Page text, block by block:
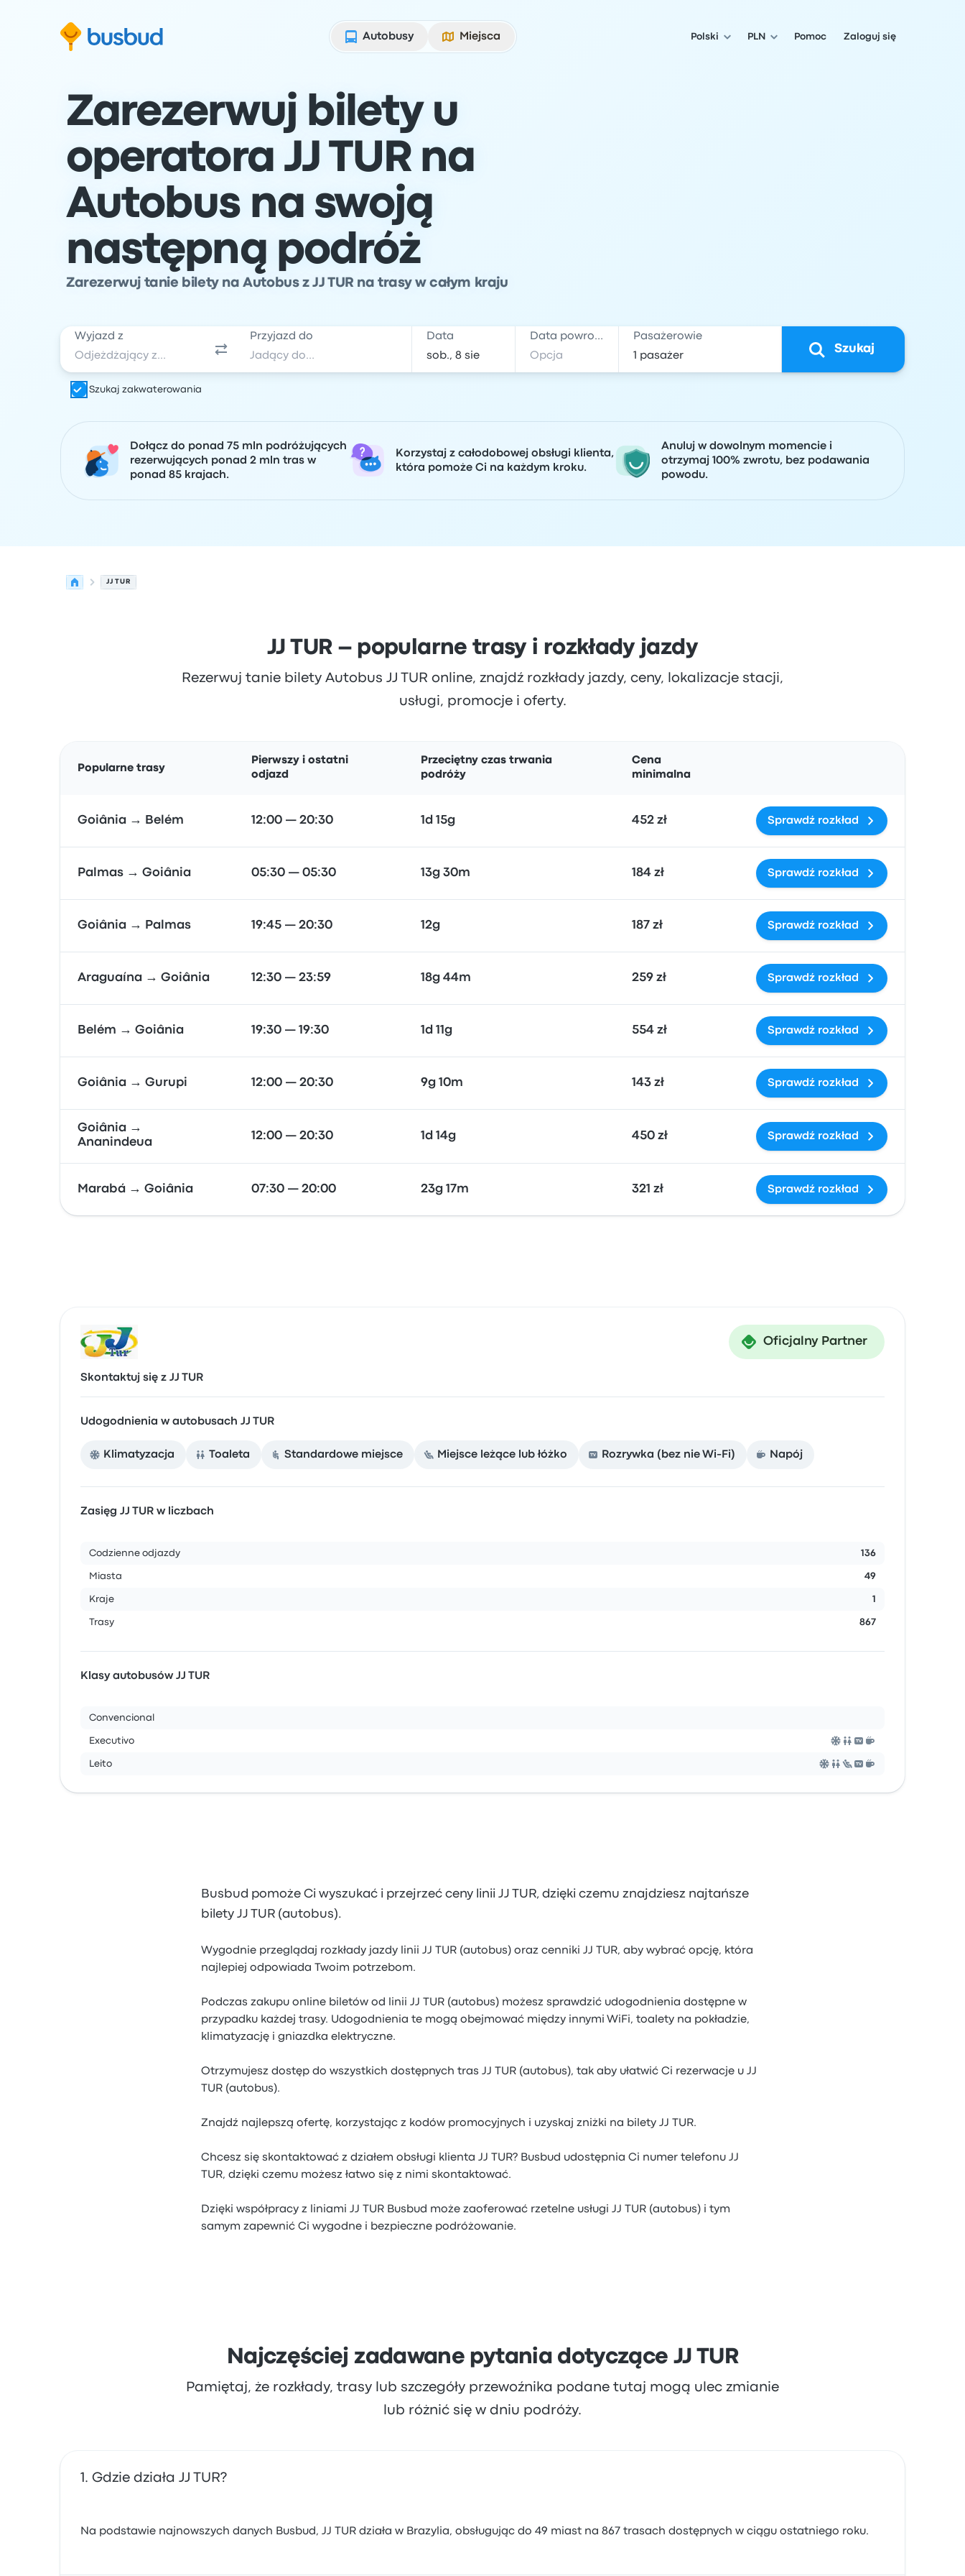
Autobusy
Miejsca Polski PLN Pomoc Zaloguj się
Zarezerwuj bilety u
operatora JJ TUR na
Autobus na swoją
następną podróż
Zarezerwuj tanie bilety na Autobus z JJ TUR na trasy w całym kraju
Wyjazd z Przyjazd do Data Data powrotu Pasażerowie
Szukaj
Szukaj zakwaterowania
Dołącz do ponad 75 mln podróżujących
rezerwujących ponad 2 mln tras w
ponad 85 krajach.
Korzystaj z całodobowej obsługi klienta,
która pomoże Ci na każdym kroku.
Anuluj w dowolnym momencie i
otrzymaj 100% zwrotu, bez podawania
powodu.
JJ TUR
JJ TUR – popularne trasy i rozkłady jazdy
Rezerwuj tanie bilety Autobus JJ TUR online, znajdź rozkłady jazdy, ceny, lokalizacje stacji,
usługi, promocje i oferty.
Popularne trasy
Pierwszy i ostatni
odjazd
Przeciętny czas trwania
podróży
Cena
minimalna
Goiânia → Belém 12:00 — 20:30 1d 15g 452 zł Sprawdź rozkład
Palmas → Goiânia 05:30 — 05:30 13g 30m 184 zł Sprawdź rozkład
Goiânia → Palmas 19:45 — 20:30 12g 187 zł Sprawdź rozkład
Araguaína → Goiânia 12:30 — 23:59 18g 44m 259 zł Sprawdź rozkład
Belém → Goiânia 19:30 — 19:30 1d 11g 554 zł Sprawdź rozkład
Goiânia → Gurupi 12:00 — 20:30 9g 10m 143 zł Sprawdź rozkład
Goiânia →
Ananindeua
12:00 — 20:30 1d 14g 450 zł Sprawdź rozkład
Marabá → Goiânia 07:30 — 20:00 23g 17m 321 zł Sprawdź rozkład
Oficjalny Partner
Skontaktuj się z JJ TUR
Udogodnienia w autobusach JJ TUR
Klimatyzacja Toaleta Standardowe miejsce Miejsce leżące lub łóżko Rozrywka (bez nie Wi-Fi) Napój
Zasięg JJ TUR w liczbach
Codzienne odjazdy 136
Miasta 49
Kraje 1
Trasy 867
Klasy autobusów JJ TUR
Convencional
Executivo
Leito
Busbud pomoże Ci wyszukać i przejrzeć ceny linii JJ TUR, dzięki czemu znajdziesz najtańsze
bilety JJ TUR (autobus).
Wygodnie przeglądaj rozkłady jazdy linii JJ TUR (autobus) oraz cenniki JJ TUR, aby wybrać opcję, która
najlepiej odpowiada Twoim potrzebom.
Podczas zakupu online biletów od linii JJ TUR (autobus) możesz sprawdzić udogodnienia dostępne w
przypadku każdej trasy. Udogodnienia te mogą obejmować między innymi WiFi, toalety na pokładzie,
klimatyzację i gniazdka elektryczne.
Otrzymujesz dostęp do wszystkich dostępnych tras JJ TUR (autobus), tak aby ułatwić Ci rezerwacje u JJ
TUR (autobus).
Znajdź najlepszą ofertę, korzystając z kodów promocyjnych i uzyskaj zniżki na bilety JJ TUR.
Chcesz się skontaktować z działem obsługi klienta JJ TUR? Busbud udostępnia Ci numer telefonu JJ
TUR, dzięki czemu możesz łatwo się z nimi skontaktować.
Dzięki współpracy z liniami JJ TUR Busbud może zaoferować rzetelne usługi JJ TUR (autobus) i tym
samym zapewnić Ci wygodne i bezpieczne podróżowanie.
Najczęściej zadawane pytania dotyczące JJ TUR
Pamiętaj, że rozkłady, trasy lub szczegóły przewoźnika podane tutaj mogą ulec zmianie
lub różnić się w dniu podróży.
Gdzie działa JJ TUR?
Na podstawie najnowszych danych Busbud, JJ TUR działa w Brazylia, obsługując do 49 miast na 867 trasach dostępnych w ciągu ostatniego roku.